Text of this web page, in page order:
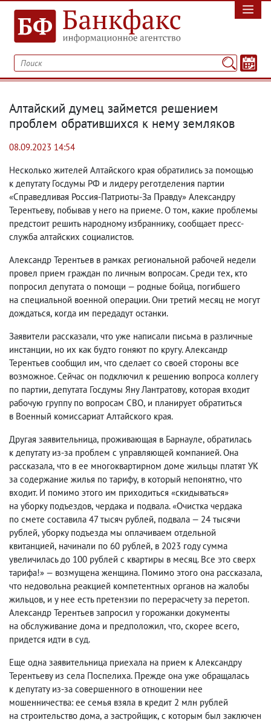
Алтайский думец займется решением
проблем обратившихся к нему земляков
08.09.2023 14:54
Несколько жителей Алтайского края обратились за помощью
к депутату Госдумы РФ и лидеру реготделения партии
«Справедливая Россия-Патриоты-За Правду» Александру
Терентьеву, побывав у него на приеме. О том, какие проблемы
предстоит решить народному избраннику, сообщает пресс-
служба алтайских социалистов.
Александр Терентьев в рамках региональной рабочей недели
провел прием граждан по личным вопросам. Среди тех, кто
попросил депутата о помощи — родные бойца, погибшего
на специальной военной операции. Они третий месяц не могут
дождаться, когда им передадут останки.
Заявители рассказали, что уже написали письма в различные
инстанции, но их как будто гоняют по кругу. Александр
Терентьев сообщил им, что сделает со своей стороны все
возможное. Сейчас он подключил к решению вопроса коллегу
по партии, депутата Госдумы Яну Лантратову, которая входит
рабочую группу по вопросам СВО, и планирует обратиться
в Военный комиссариат Алтайского края.
Другая заявительница, проживающая в Барнауле, обратилась
к депутату из-за проблем с управляющей компанией. Она
рассказала, что в ее многоквартирном доме жильцы платят УК
за содержание жилья по тарифу, в который непонятно, что
входит. И помимо этого им приходиться «скидываться»
на уборку подъездов, чердака и подвала. «Очистка чердака
по смете составила 47 тысяч рублей, подвала — 24 тысячи
рублей, уборку подъезда мы оплачиваем отдельной
квитанцией, начинали по 60 рублей, в 2023 году сумма
увеличилась до 100 рублей с квартиры в месяц. Все это сверх
тарифа!» — возмущена женщина. Помимо этого она рассказала,
что недовольна реакцией компетентных органов на жалобы
жильцов, и у нее есть претензии по перерасчету за перетоп.
Александр Терентьев запросил у горожанки документы
на обслуживание дома и предположил, что, скорее всего,
придется идти в суд.
Еще одна заявительница приехала на прием к Александру
Терентьеву из села Поспелиха. Прежде она уже обращалась
к депутату из-за совершенного в отношении нее
мошенничества: ее семья взяла в кредит 2 млн рублей
на строительство дома, а застройщик, с которым был заключен